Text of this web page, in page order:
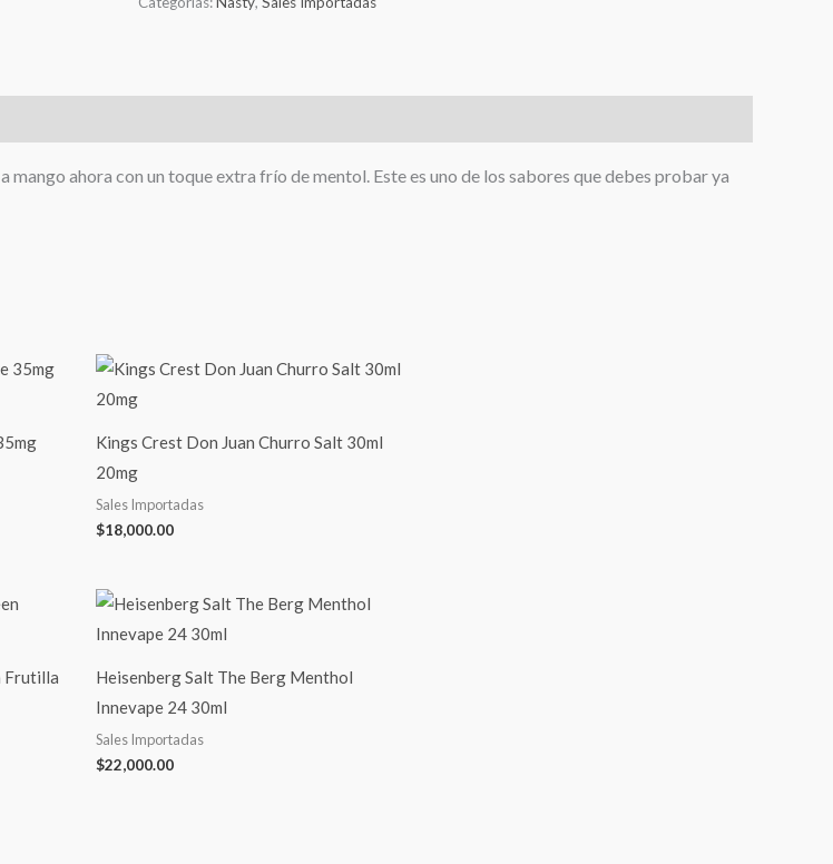
ahora con un toque extra frío de mentol. Este es uno de los sabores que debes probar ya
Kings Crest Don Juan Churro Salt 30ml
20mg
Sales Importadas
$18,000.00
Frutilla
Heisenberg Salt The Berg Menthol
Innevape 24 30ml
Sales Importadas
$22,000.00